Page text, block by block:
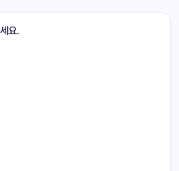
요.